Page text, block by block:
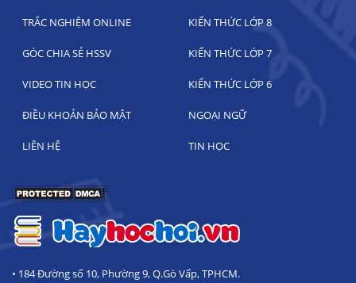
TRẮC NGHIỆM ONLINE KIẾN THỨC LỚP 8
GÓC CHIA SẺ HSSV KIẾN THỨC LỚP 7
VIDEO TIN HỌC KIẾN THỨC LỚP 6
ĐIỀU KHOẢN BẢO MẬT NGOẠI NGỮ
LIÊN HỆ TIN HỌC
• 184 Đường số 10, Phường 9, Q.Gò Vấp, TPHCM.